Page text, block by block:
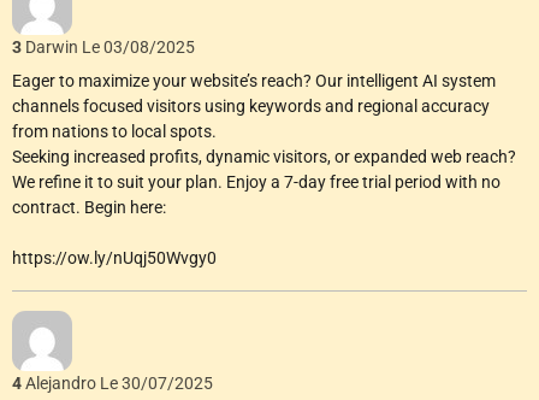
3 Darwin Le 03/08/2025
Eager to maximize your website’s reach? Our intelligent AI system
channels focused visitors using keywords and regional accuracy
from nations to local spots.
Seeking increased profits, dynamic visitors, or expanded web reach?
We refine it to suit your plan. Enjoy a 7-day free trial period with no
contract. Begin here:
https://ow.ly/nUqj50Wvgy0
4Alejandro Le 30/07/2025